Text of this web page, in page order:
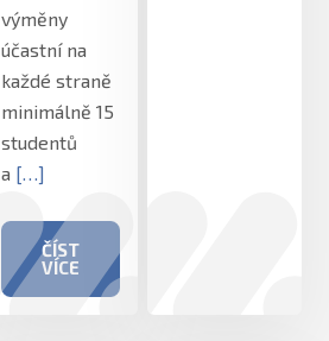
výměny
účastní na
každé straně
minimálně 15
studentů
a […]
ČÍST
VÍCE